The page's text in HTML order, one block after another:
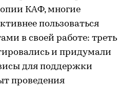
КАФ, многие
пользоваться
в своей работе: треть
и придумали
для поддержки
проведения